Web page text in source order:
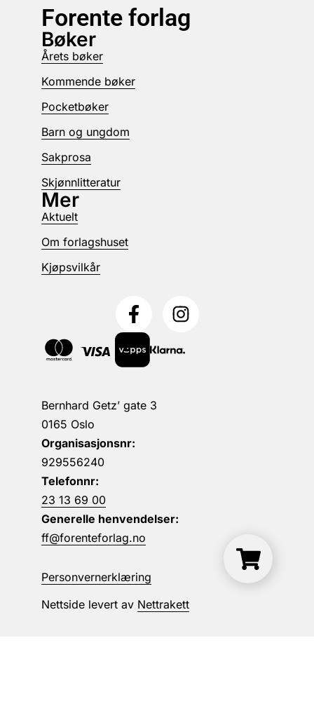
Forente forlag
Bernhard Getz’ gate 3
0165 Oslo
Organisasjonsnr:
929556240
Telefonnr:
23 13 69 00
Generelle henvendelser:
ff@forenteforlag.no
Personvernerklæring
Nettside levert av Nettrakett
Bøker
Årets bøker
Kommende bøker
Pocketbøker
Barn og ungdom
Sakprosa
Skjønnlitteratur
Mer
Aktuelt
Om forlagshuset
Kjøpsvilkår